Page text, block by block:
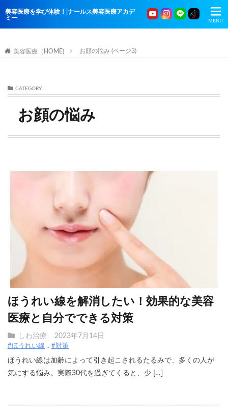
美容医療を学び体験！|ナールス美容医療アカデ
ミー
美容医療（HOME) お顔の悩み (ページ3)
CATEGORY
お顔の悩み
ほうれい線を解消したい！効果的な美容
医療と自分でできる対策
しわ治療 2023年7月14日
#ほうれい線 #対策
ほうれい線は加齢によって引き起こされるたるみで、多くの人が
気にする悩み。実際30代を過ぎてくると、少 […]